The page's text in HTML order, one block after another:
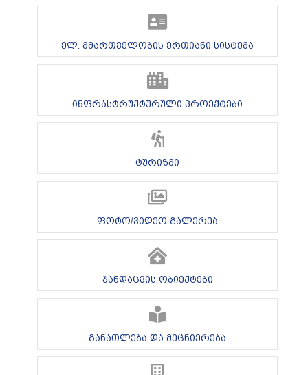
ელ. მმართველობის ერთიანი სისტემა
ინფრასტრუქტურული პროექტები
ტურიზმი
ფოტო/ვიდეო გალერეა
ჯანდაცვის ობიექტები
განათლება და მეცნიერება